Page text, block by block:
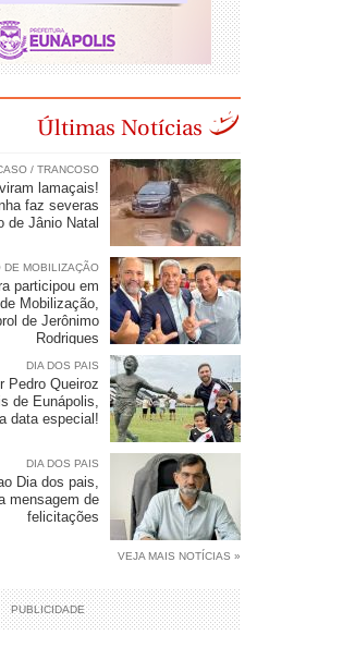
Últimas Notícias
/ TRANCOSO
lamaçais!
faz severas
de Jânio Natal
DE MOBILIZAÇÃO
participou em
Mobilização,
de Jerônimo
Rodrigues
DIA DOS PAIS
Pedro Queiroz
de Eunápolis,
data especial!
DIA DOS PAIS
Dia dos pais,
mensagem de
felicitações
VEJA MAIS NOTÍCIAS »
PUBLICIDADE